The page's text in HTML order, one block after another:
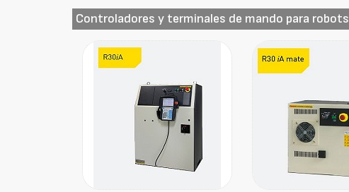
Controladores y terminales de mando para robots